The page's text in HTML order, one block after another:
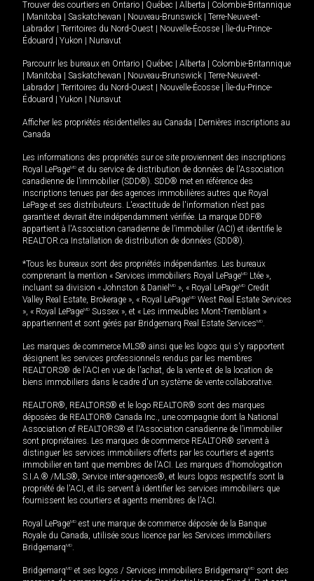
Trouver des courtiers en Ontario Québec Alberta
Colombie-Britannique
Manitoba Saskatchewan Nouveau-Brunswick
Terre-Neuve-et-
Labrador
Territoires du Nord-Ouest Nouvelle-Écosse
Île-du-Prince-
Édouard
Yukon Nunavut
Parcourir les bureaux en Ontario Québec Alberta
Colombie-Britannique
Manitoba Saskatchewan Nouveau-Brunswick
Terre-Neuve-et-
Labrador
Territoires du Nord-Ouest Nouvelle-Écosse
Île-du-Prince-
Édouard
Yukon Nunavut
Afficher les propriétés résidentielles au Canada
Dernières inscriptions au
Canada
Les informations des propriétés sur ce site proviennent des inscriptions
Royal LePageMD et du service de distribution de données de l'Association
canadienne de l’immobilier (SDD®). SDD® met en référence des
inscriptions tenues par des agences immobilières autres que Royal
LePage et ses distributeurs. L'exactitude de l'information n'est pas
garantie et devrait être indépendamment vérifiée. La marque DDF®
appartient à l'Association canadienne de l’immobilier (ACI) et identifie le
REALTOR.ca Installation de distribution de données (SDD®).
*Tous les bureaux sont des propriétés indépendantes. Les bureaux
comprenant la mention « Services immobiliers Royal LePageMD Ltée »,
incluant sa division « Johnston & Daniel MD », « Royal LePageMD Credit
Valley Real Estate, Brokerage », « Royal LePageMD West Real Estate Services
», « Royal LePageMD Sussex », et « Les immeubles Mont-Tremblant »
appartiennent et sont gérés par Bridgemarq Real Estate ServicesMD.
Les marques de commerce MLS® ainsi que les logos qui s'y rapportent
désignent les services professionnels rendus par les membres
REALTORS® de l'ACI en vue de l'achat, de la vente et de la location de
biens immobiliers dans le cadre d'un système de vente collaborative.
REALTOR®, REALTORS® et le logo REALTOR® sont des marques
déposées de REALTOR® Canada Inc., une compagnie dont la National
Association of REALTORS® et l'Association canadienne de l’immobilier
sont propriétaires. Les marques de commerce REALTOR® servent à
distinguer les services immobiliers offerts par les courtiers et agents
immobilier en tant que membres de l'ACI. Les marques d'homologation
S.I.A.® /MLS®, Service inter-agences®, et leurs logos respectifs sont la
propriété de l'ACI, et ils servent à identifier les services immobiliers que
fournissent les courtiers et agents membres de l'ACI.
Royal LePageMD est une marque de commerce déposée de la Banque
Royale du Canada, utilisée sous licence par les Services immobiliers
BridgemarqMD.
BridgemarqMD et ses logos / Services immobiliers BridgemarqMD sont des